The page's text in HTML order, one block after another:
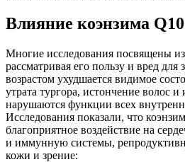
Влияние коэнзима
Многие исследования посвящены
рассматривая его пользу и вред для
возрастом ухудшается видимое
утрата тургора, истончение волос
нарушаются функции всех
Исследования показали, что
благоприятное воздействие на
и иммунную системы,
кожи и зрение: